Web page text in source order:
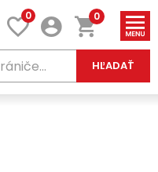
0
HĽADAŤ
0